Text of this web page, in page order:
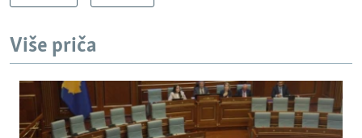
Više priča